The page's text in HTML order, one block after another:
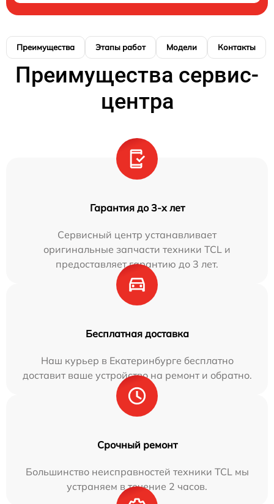
Преимущества Этапы работ Модели Контакты
Преимущества сервис-
центра
Гарантия до 3-х лет
Сервисный центр устанавливает
оригинальные запчасти техники TCL и
предоставляет гарантию до 3 лет.
Бесплатная доставка
Наш курьер в Екатеринбурге бесплатно
доставит ваше устройство на ремонт и обратно.
Срочный ремонт
Большинство неисправностей техники TCL мы
устраняем в течение 2 часов.